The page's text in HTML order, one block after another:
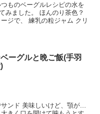
ものベーグルレシピの水を
みました。 ほんのり茶色？
ジで、 練乳の粒ジャム クリ
ーグルと晩ご飯(手羽
ンド 美味しいけど、顎が…